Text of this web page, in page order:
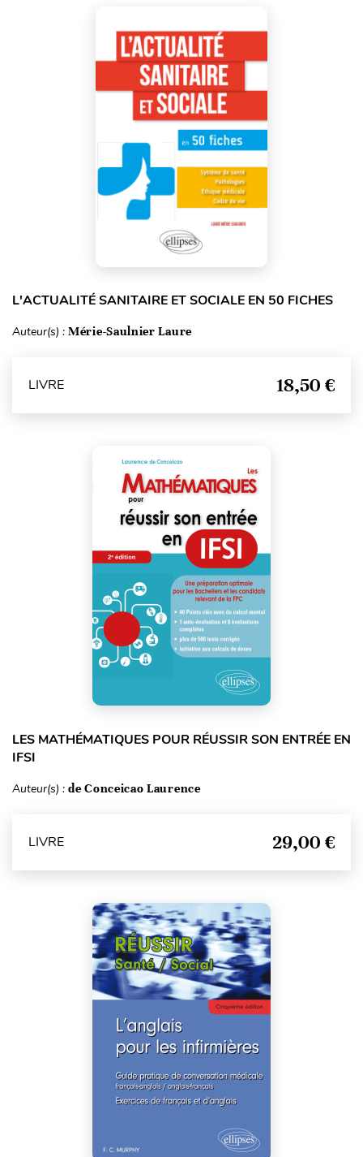
L'ACTUALITÉ SANITAIRE ET SOCIALE EN 50 FICHES
Auteur(s) : Mérie-Saulnier Laure
LIVRE 18,50 €
LES MATHÉMATIQUES POUR RÉUSSIR SON ENTRÉE EN
IFSI
Auteur(s) : de Conceicao Laurence
LIVRE 29,00 €